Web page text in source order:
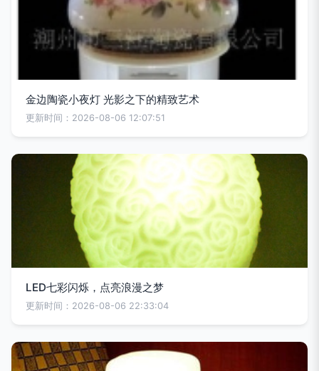
金边陶瓷小夜灯 光影之下的精致艺术
更新时间：2026-08-06 12:07:51
LED七彩闪烁，点亮浪漫之梦
更新时间：2026-08-06 22:33:04